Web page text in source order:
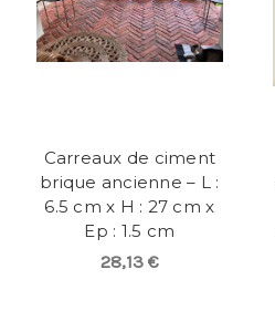
Carreaux de ciment
brique ancienne – L :
6.5 cm x H : 27 cm x
Ep : 1.5 cm
28,13 €